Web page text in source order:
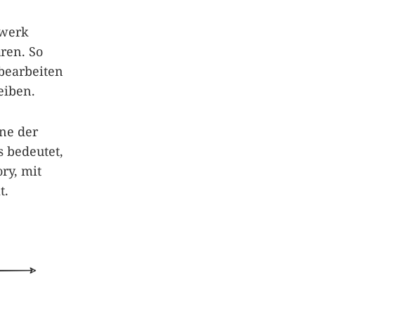
So
der
bedeutet,
mit